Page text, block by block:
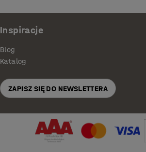
Inspiracje
Blog
Katalog
ZAPISZ SIĘ DO NEWSLETTERA